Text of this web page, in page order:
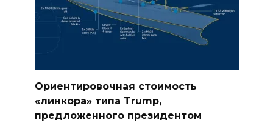
Ориентировочная стоимость
«линкора» типа Trump,
предложенного президентом